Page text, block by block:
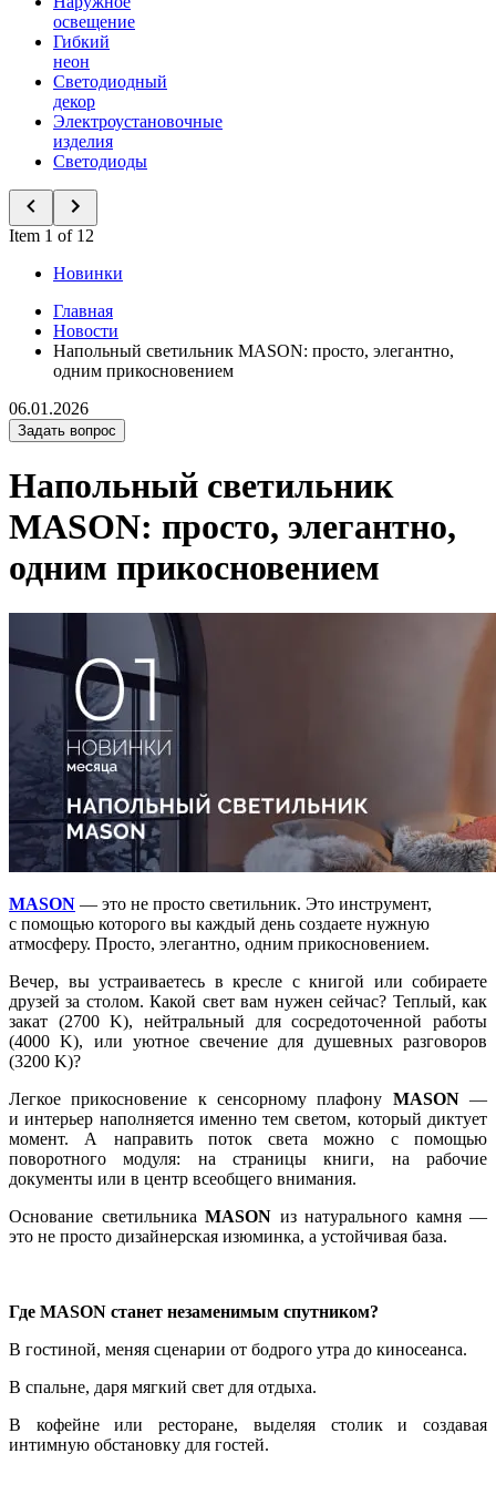
освещение
Гибкий
неон
Светодиодный
декор
Электроустановочные
изделия
Светодиоды
Item 1 of 12
Новинки
Главная
Новости
Напольный светильник MASON: просто, элегантно,
одним прикосновением
06.01.2026
Задать вопрос
Напольный светильник
MASON: просто, элегантно,
одним прикосновением
MASON — это не просто светильник. Это инструмент,
с помощью которого вы каждый день создаете нужную
атмосферу. Просто, элегантно, одним прикосновением.
Вечер, вы устраиваетесь в кресле с книгой или собираете
друзей за столом. Какой свет вам нужен сейчас? Теплый, как
закат (2700 K), нейтральный для сосредоточенной работы
(4000 K), или уютное свечение для душевных разговоров
(3200 K)?
Легкое прикосновение к сенсорному плафону MASON—
и интерьер наполняется именно тем светом, который диктует
момент. А направить поток света можно с помощью
поворотного модуля: на страницы книги, на рабочие
документы или в центр всеобщего внимания.
Основание светильника MASON из натурального камня —
это не просто дизайнерская изюминка, а устойчивая база.
Где MASON станет незаменимым спутником?
В гостиной, меняя сценарии от бодрого утра до киносеанса.
В спальне, даря мягкий свет для отдыха.
В кофейне или ресторане, выделяя столик и создавая
интимную обстановку для гостей.